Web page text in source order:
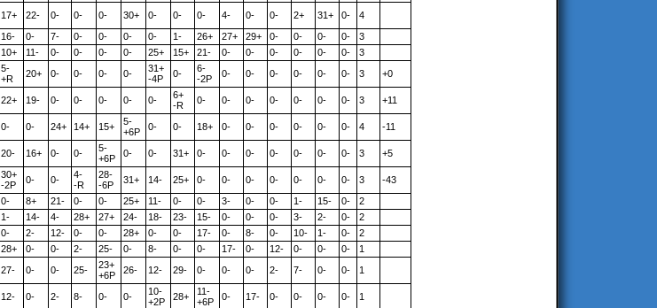
17+ 22- 0- 0- 0- 30+ 0- 0- 0- 4- 0- 0- 2+ 31+ 0-
4
16- 0- 7- 0- 0- 0- 0- 1- 26+ 27+ 29+ 0- 0- 0- 0-
3
10+ 11- 0- 0- 0- 0- 25+ 15+ 21- 0- 0- 0- 0- 0- 0-
3
5-
+R
20+ 0- 0- 0- 0-
31+
-4P
0-
6-
-2P
0- 0- 0- 0- 0- 0- 3 +0
22+ 19- 0- 0- 0- 0- 0-
6+
-R
0- 0- 0- 0- 0- 0- 0- 3 +11
0- 0- 24+ 14+ 15+
5-
+6P
0- 0- 18+ 0- 0- 0- 0- 0- 0- 4 -11
20- 16+ 0- 0-
5-
+6P
0- 0- 31+ 0- 0- 0- 0- 0- 0- 0- 3 +5
30+
-2P
0- 0-
4-
-R
28-
-6P
31+ 14- 25+ 0- 0- 0- 0- 0- 0- 0- 3
-43
0- 8+ 21- 0- 0- 25+ 11- 0- 0- 3- 0- 0- 1- 15- 0-
2
1- 14- 4- 28+ 27+ 24- 18- 23- 15- 0- 0- 0- 3- 2- 0-
2
0- 2- 12- 0- 0- 28+ 0- 0- 17- 0- 8- 0- 10- 1- 0-
2
28+ 0- 0- 2- 25- 0- 8- 0- 0- 17- 0- 12- 0- 0- 0-
1
27- 0- 0- 25-
23+
+6P
26- 12- 29- 0- 0- 0- 2- 7- 0- 0- 1
12- 0- 2- 8- 0- 0-
10-
+2P
28+
11-
+6P
0- 17- 0- 0- 0- 0- 1